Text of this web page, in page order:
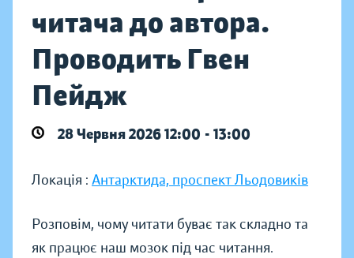
читача до автора.
Проводить Гвен
Пейдж
28 Червня 2026 12:00 - 13:00
Локація : Антарктида, проспект Льодовиків
Розповім, чому читати буває так складно та
як працює наш мозок під час читання.